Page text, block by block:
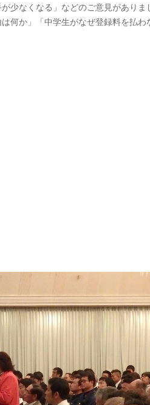
少なくなる」などのご意見があり
何か」「中学生がなぜ登録料を払わ